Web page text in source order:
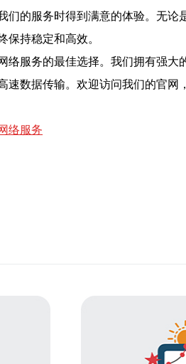
们的服务时得到满意的体验。无
保持稳定和高效。
服务的最佳选择。我们拥有强
数据传输。欢迎访问我们的官网
络服务